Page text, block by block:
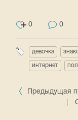
0 0
девочка
интернет
Предыдущая